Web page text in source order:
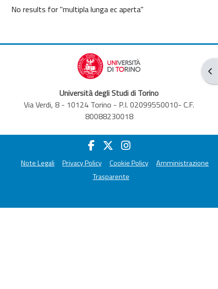
No results for "multipla lunga ec aperta"
Università degli Studi di Torino
Via Verdi, 8 - 10124 Torino - P.I. 02099550010- C.F.
80088230018
Note Legali Privacy Policy Cookie Policy
Amministrazione
Trasparente